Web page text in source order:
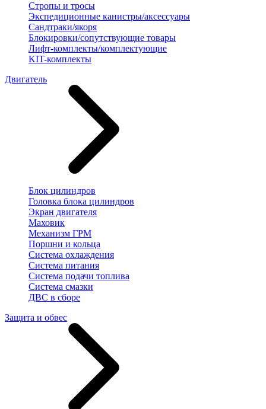
Стропы и тросы
Экспедиционные канистры/аксессуары
Сандтраки/якоря
Блокировки/сопутствующие товары
Лифт-комплекты/комплектующие
KIT-комплекты
Двигатель
Блок цилиндров
Головка блока цилиндров
Экран двигателя
Маховик
Механизм ГРМ
Поршни и кольца
Система охлаждения
Система питания
Система подачи топлива
Система смазки
ДВС в сборе
Защита и обвес